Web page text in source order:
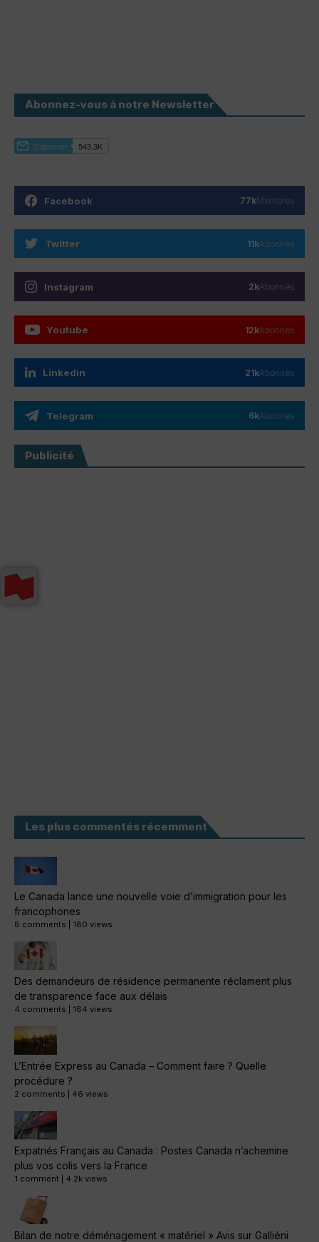
Abonnez-vous à notre Newsletter
Facebook 77kMembres
Twitter 11kAbonnés
Instagram 2kAbonnés
Youtube 12kAbonnés
Linkedin 21kAbonnés
Telegram 6kAbonnés
Publicité
Les plus commentés récemment
Le Canada lance une nouvelle voie d’immigration pour les
francophones
8 comments 180 views
Des demandeurs de résidence permanente réclament plus
de transparence face aux délais
4 comments 164 views
L’Entrée Express au Canada – Comment faire ? Quelle
procédure ?
2 comments 46 views
Expatriés Français au Canada : Postes Canada n’achemine
plus vos colis vers la France
1 comment 4.2k views
Bilan de notre déménagement « matériel » Avis sur Galliéni